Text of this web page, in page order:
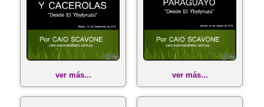
ver más... ver más...